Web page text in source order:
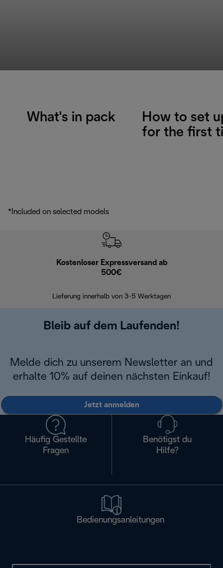
What's in pack
How to set
for the first
*Included on selected models
Kostenloser Expressversand ab
500€
Lieferung innerhalb von 3-5 Werktagen
Bleib auf dem Laufenden!
Melde dich zu unserem Newsletter an und
erhalte 10% auf deinen nächsten Einkauf!
Jetzt anmelden
Häufig Gestellte
Fragen
Benötigst du
Hilfe?
Bedienungsanleitungen